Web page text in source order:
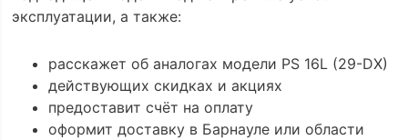
эксплуатации, а также:
расскажет об аналогах модели PS 16L (29-DX)
действующих скидках и акциях
предоставит счёт на оплату
оформит доставку в Барнауле или области